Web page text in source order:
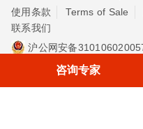
使用条款
Terms of Sale
联系我们
沪公网安备
埃太科™（上海）贸易有限责
咨询专家